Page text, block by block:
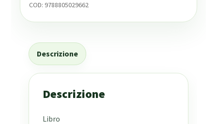
COD: 9788805029662
Descrizione
Descrizione
Libro